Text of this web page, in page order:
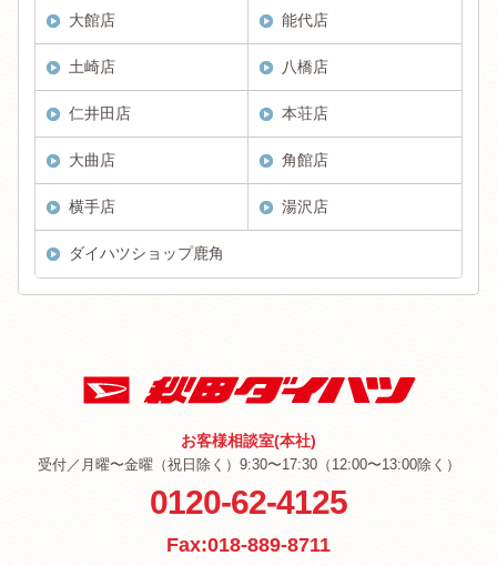
大館店 能代店
土崎店 八橋店
仁井田店 本荘店
大曲店 角館店
横手店 湯沢店
ダイハツショップ鹿角
お客様相談室(本社)
受付／月曜〜金曜（祝日除く）9:30〜17:30（12:00〜13:00除く）
0120-62-4125
Fax:018-889-8711